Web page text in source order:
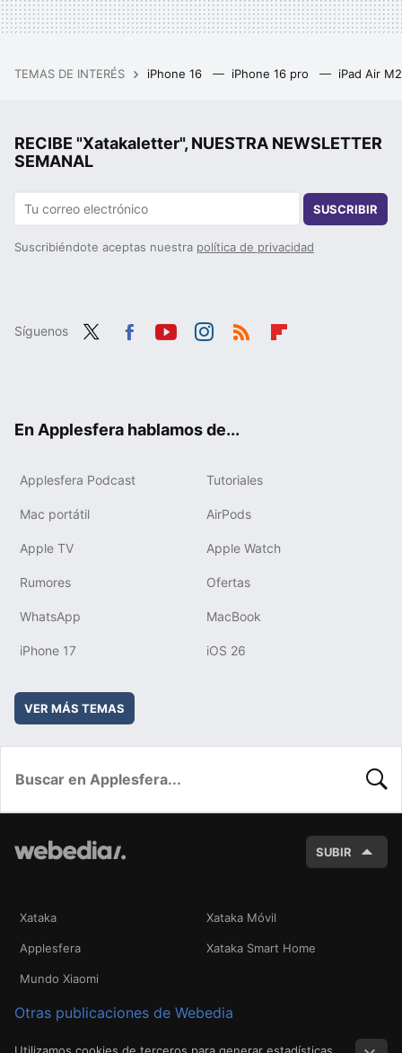
TEMAS DE INTERÉS iPhone 16 iPhone 16 pro iPad Air
RECIBE "Xatakaletter", NUESTRA NEWSLETTER
SEMANAL
SUSCRIBIR
Suscribiéndote aceptas nuestra política de privacidad
Síguenos
En Applesfera hablamos de...
Applesfera Podcast Tutoriales
Mac portátil AirPods
Apple TV Apple Watch
Rumores Ofertas
WhatsApp MacBook
iPhone 17 iOS 26
VER MÁS TEMAS
SUBIR
Xataka Xataka Móvil
Applesfera Xataka Smart Home
Mundo Xiaomi
Otras publicaciones de Webedia